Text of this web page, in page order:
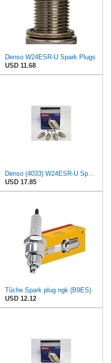
Denso W24ESR-U Spark Plugs
USD 11.68
Denso (4033) W24ESR-U Spark Plugs, Pack of 4
USD 17.85
Tûche Spark plug ngk (B9ES)
USD 12.12